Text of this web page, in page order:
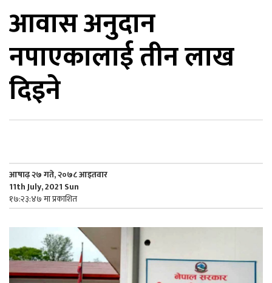
आवास अनुदान
नपाएकालाई तीन लाख
दिइने
आषाढ़ २७ गते, २०७८ आइतवार
11th July, 2021 Sun
१७:२३:४७ मा प्रकाशित